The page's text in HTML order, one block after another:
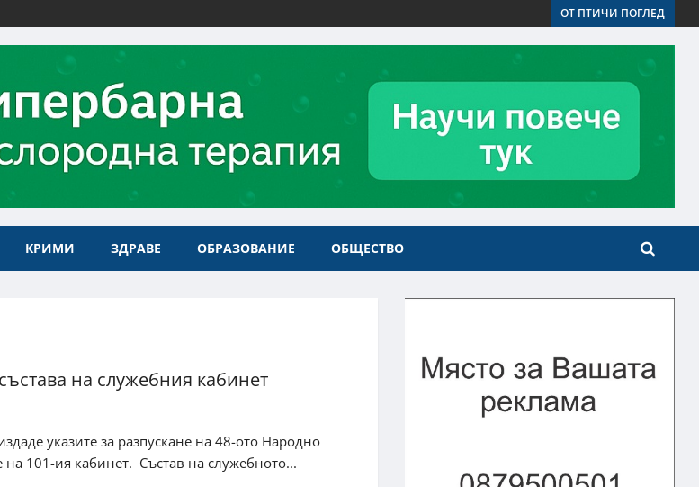
ОТ ПТИЧИ ПОГЛЕД
КРИМИ ЗДРАВЕ ОБРАЗОВАНИЕ ОБЩЕСТВО
на служебния кабинет
указите за разпускане на 48-ото Народно
101-ия кабинет. Състав на служебното...